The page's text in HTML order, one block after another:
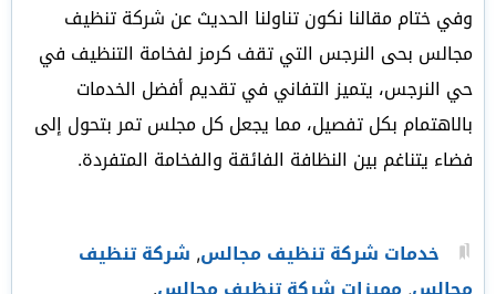
وفي ختام مقالنا نكون تناولنا الحديث عن شركة تنظيف
مجالس بحى النرجس التي تقف كرمز لفخامة التنظيف في
حي النرجس، يتميز التفاني في تقديم أفضل الخدمات
بالاهتمام بكل تفصيل، مما يجعل كل مجلس تمر بتحول إلى
فضاء يتناغم بين النظافة الفائقة والفخامة المتفردة.
خدمات شركة تنظيف مجالس, شركة تنظيف